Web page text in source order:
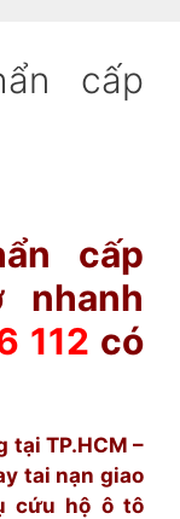
cấp
cấp
nhanh
112 có
tại TP.HCM –
tai nạn giao
cứu hộ ô tô